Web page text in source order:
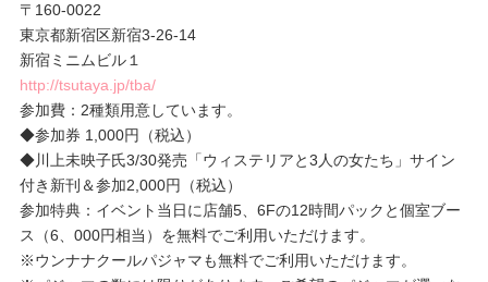
〒160-0022
東京都新宿区新宿3-26-14
新宿ミニムビル１
http://tsutaya.jp/tba/
参加費：2種類用意しています。
◆参加券 1,000円（税込）
◆川上未映子氏3/30発売「ウィステリアと3人の女たち」サイン
付き新刊＆参加2,000円（税込）
参加特典：イベント当日に店舗5、6Fの12時間パックと個室ブー
ス（6、000円相当）を無料でご利用いただけます。
※ウンナナクールパジャマも無料でご利用いただけます。